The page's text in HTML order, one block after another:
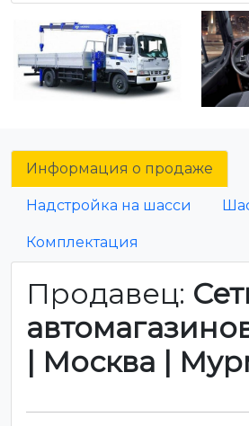
Информация о продаже
Надстройка на шасси
Комплектация
Продавец:
| Москва |